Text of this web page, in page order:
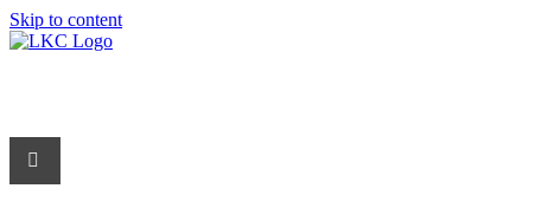
Skip to content